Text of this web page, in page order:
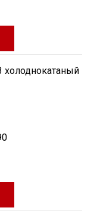
холоднокатаный